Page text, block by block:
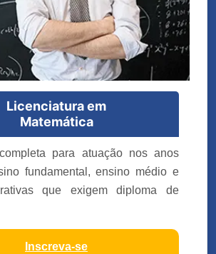
Licenciatura em
Matemática
para atuação nos anos
fundamental, ensino médio e
que exigem diploma de
Inscreva-se